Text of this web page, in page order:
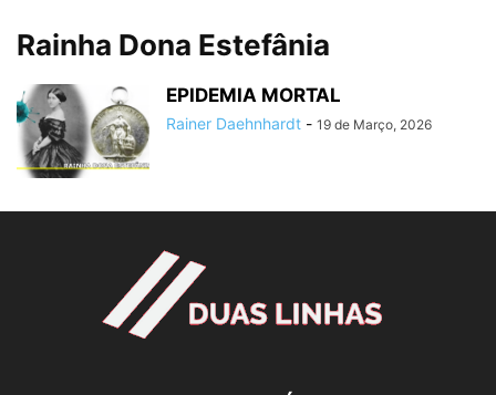
Rainha Dona Estefânia
EPIDEMIA MORTAL
Rainer Daehnhardt - 19 de Março, 2026